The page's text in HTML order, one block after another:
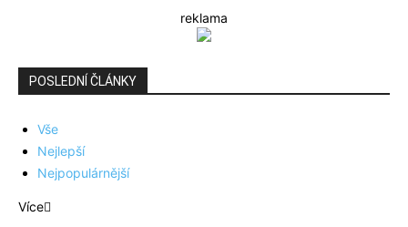
reklama
POSLEDNÍ ČLÁNKY
Vše
Nejlepší
Nejpopulárnější
Více